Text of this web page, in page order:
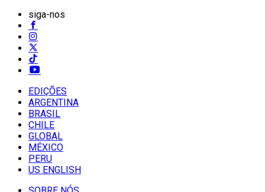
siga-nos
EDIÇÕES
ARGENTINA
BRASIL
CHILE
GLOBAL
MÉXICO
PERU
US ENGLISH